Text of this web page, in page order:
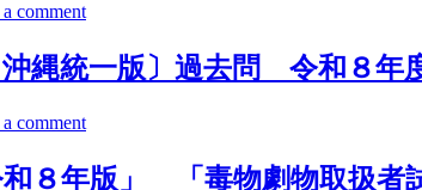
comment
縄統一版〕過去問 令和８年
comment
８年版」 「毒物劇物取扱者